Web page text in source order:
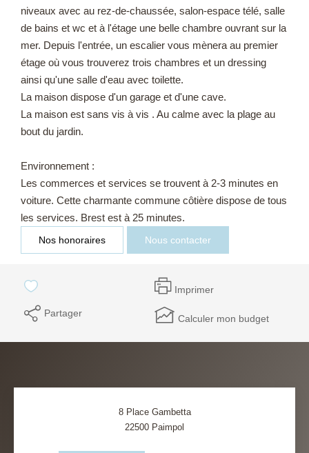
niveaux avec au rez-de-chaussée, salon-espace télé, salle
de bains et wc et à l'étage une belle chambre ouvrant sur la
mer. Depuis l'entrée, un escalier vous mènera au premier
étage où vous trouverez trois chambres et un dressing
ainsi qu'une salle d'eau avec toilette.
La maison dispose d'un garage et d'une cave.
La maison est sans vis à vis . Au calme avec la plage au
bout du jardin.
Environnement :
Les commerces et services se trouvent à 2-3 minutes en
voiture. Cette charmante commune côtière dispose de tous
les services. Brest est à 25 minutes.
Nos honoraires Nous contacter
Imprimer
Partager Calculer mon budget
8 Place Gambetta
22500 Paimpol